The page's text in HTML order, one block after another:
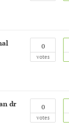
0
votes
0
votes
dr